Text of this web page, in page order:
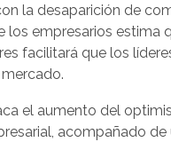
la desaparición de
los empresarios estima
facilitará que los
el aumento del
acompañado de